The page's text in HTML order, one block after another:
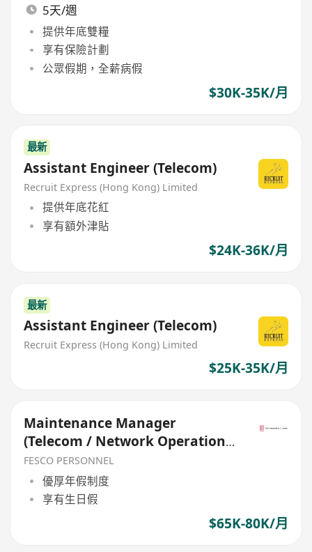
5天/週
提供年底雙糧
享有保險計劃
公眾假期，全薪病假
$30K-35K/月
最新
Assistant Engineer (Telecom)
Recruit Express (Hong Kong) Limited
提供年底花紅
享有額外津貼
$24K-36K/月
最新
Assistant Engineer (Telecom)
Recruit Express (Hong Kong) Limited
$25K-35K/月
Maintenance Manager
(Telecom / Network Operations
/ 4G 5G)
FESCO PERSONNEL
優厚年假制度
享有生日假
$65K-80K/月